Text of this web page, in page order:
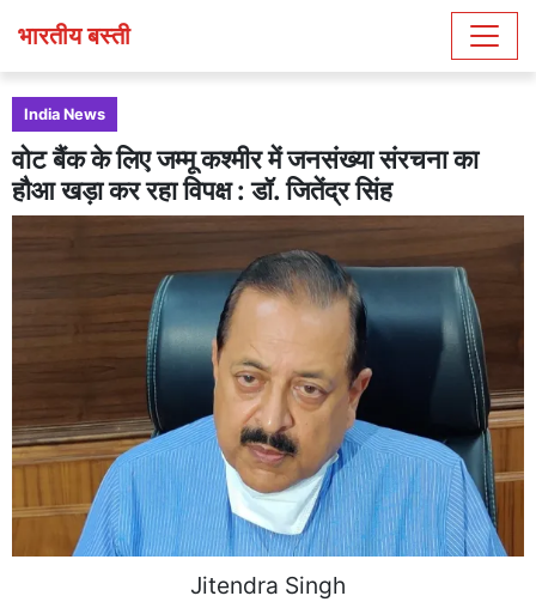
भारतीय बस्ती
India News
वोट बैंक के लिए जम्मू कश्मीर में जनसंख्या संरचना का
हौआ खड़ा कर रहा विपक्ष : डॉ. जितेंद्र सिंह
Jitendra Singh